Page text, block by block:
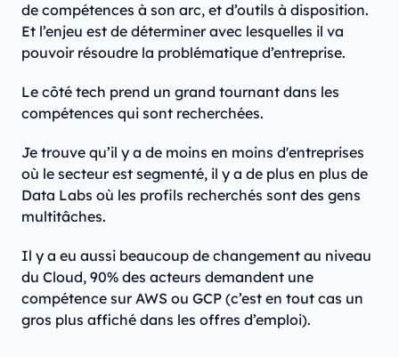
de compétences à son arc, et d’outils à disposition.
Et l’enjeu est de déterminer avec lesquelles il va
pouvoir résoudre la problématique d’entreprise.
Le côté tech prend un grand tournant dans les
compétences qui sont recherchées.
Je trouve qu’il y a de moins en moins d'entreprises
où le secteur est segmenté, il y a de plus en plus de
Data Labs où les profils recherchés sont des gens
multitâches.
Il y a eu aussi beaucoup de changement au niveau
du Cloud, 90% des acteurs demandent une
compétence sur AWS ou GCP (c’est en tout cas un
gros plus affiché dans les offres d’emploi).